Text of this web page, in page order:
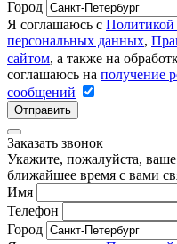
Город
Я соглашаюсь с Политикой
персональных данных,
сайтом, а также на
соглашаюсь на получение
сообщений
Отправить
Заказать звонок
Укажите, пожалуйста,
ближайшее время с вами
Имя
Телефон
Город